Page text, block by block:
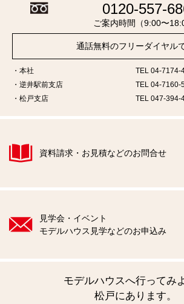
0120-557-
ご案内時間（9:00〜
通話無料のフリーダイヤル
本社
TEL 04-7174-
逆井駅前支店
TEL 04-7160-
松戸支店
TEL 047-394-
資料請求・お見積などのお問合せ
見学会・イベント
モデルハウス見学などのお申込み
モデルハウスへ行ってみ
松戸にあります。